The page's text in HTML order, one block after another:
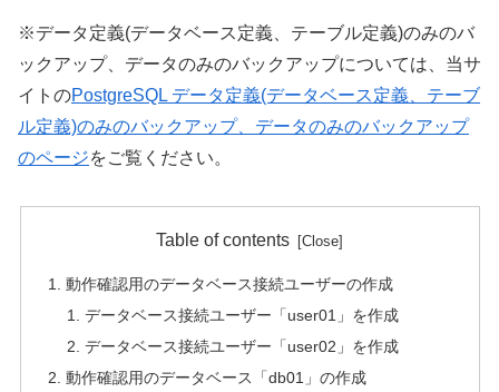
※データ定義(データベース定義、テーブル定義)のみのバ
ックアップ、データのみのバックアップについては、当サ
イトのPostgreSQL データ定義(データベース定義、テーブ
ル定義)のみのバックアップ、データのみのバックアップ
のページをご覧ください。
Table of contents
動作確認用のデータベース接続ユーザーの作成
データベース接続ユーザー「user01」を作成
データベース接続ユーザー「user02」を作成
動作確認用のデータベース「db01」の作成